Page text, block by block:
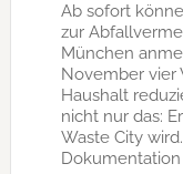
Ab sofort
zur
München
November vier
Haushalt
nicht nur das:
Waste City